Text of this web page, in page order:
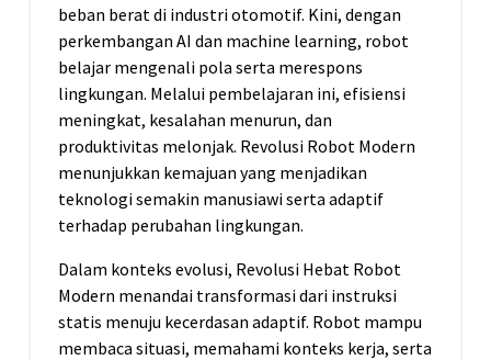
beban berat di industri otomotif. Kini, dengan
perkembangan AI dan machine learning, robot
belajar mengenali pola serta merespons
lingkungan. Melalui pembelajaran ini, efisiensi
meningkat, kesalahan menurun, dan
produktivitas melonjak. Revolusi Robot Modern
menunjukkan kemajuan yang menjadikan
teknologi semakin manusiawi serta adaptif
terhadap perubahan lingkungan.
Dalam konteks evolusi, Revolusi Hebat Robot
Modern menandai transformasi dari instruksi
statis menuju kecerdasan adaptif. Robot mampu
membaca situasi, memahami konteks kerja, serta